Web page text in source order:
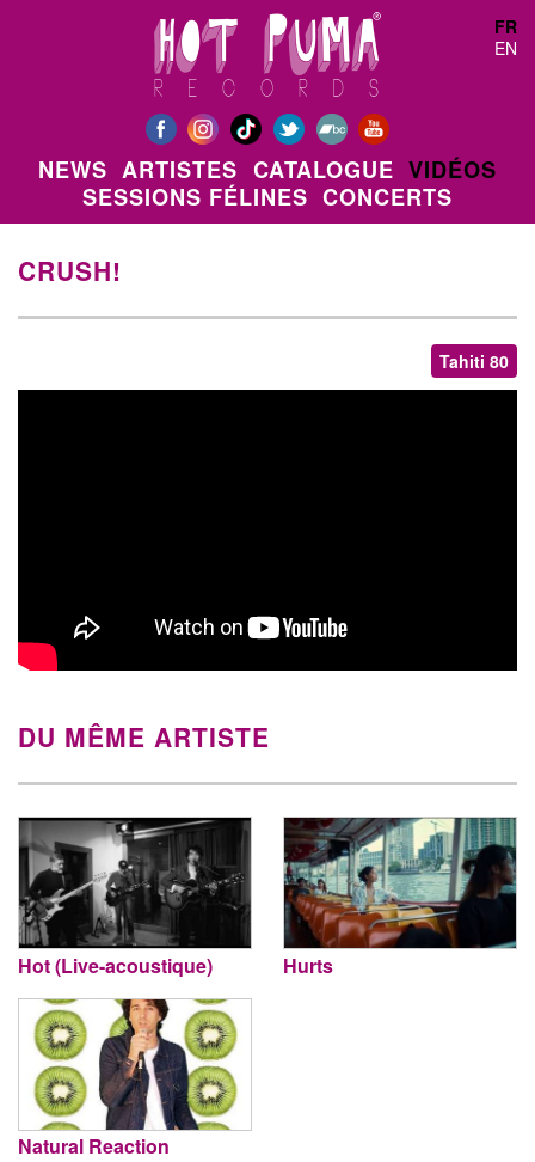
FR
EN
NEWS ARTISTES CATALOGUE VIDÉOS
SESSIONS FÉLINES CONCERTS
CRUSH!
Tahiti 80
DU MÊME ARTISTE
Hot (Live-acoustique) Hurts
Natural Reaction